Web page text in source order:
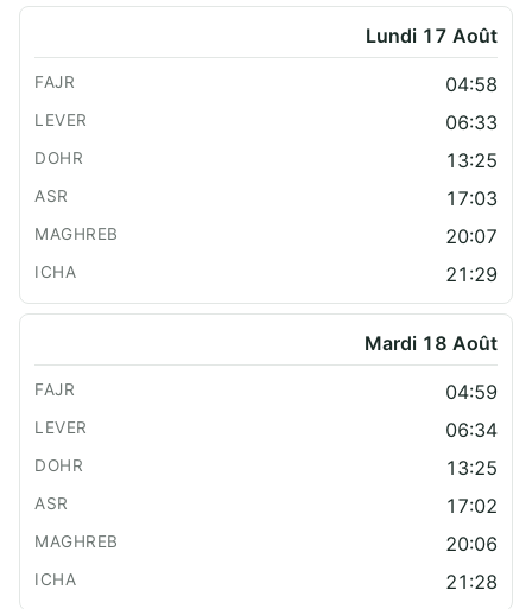
Lundi 17 Août
04:58
06:33
13:25
17:03
20:07
21:29
Mardi 18 Août
04:59
06:34
13:25
17:02
20:06
21:28